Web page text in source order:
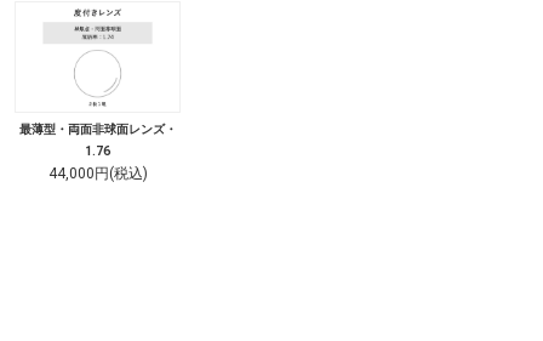
最薄型・両面非球面レンズ・
1.76
44,000円(税込)